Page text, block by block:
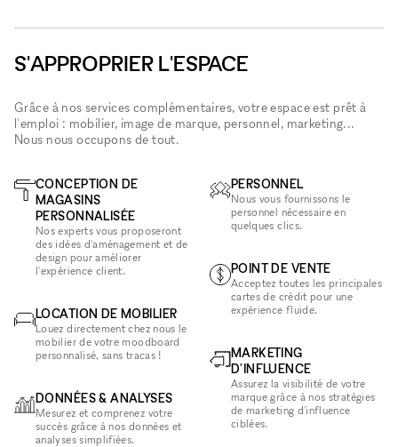
S'APPROPRIER L'ESPACE
Grâce à nos services complémentaires, votre espace est prêt à
l'emploi : mobilier, image de marque, personnel, marketing...
Nous nous occupons de tout.
CONCEPTION DE
MAGASINS
PERSONNALISÉE
Nos experts vous proposeront
des idées d'aménagement et de
design pour améliorer
l'expérience client.
LOCATION DE MOBILIER
Louez directement chez nous le
mobilier de votre moodboard
personnalisé, sans tracas !
DONNÉES & ANALYSES
Mesurez et comprenez votre
succès grâce à nos données et
analyses simplifiées.
PERSONNEL
Nous vous fournissons le
personnel nécessaire en
quelques clics.
POINT DE VENTE
Acceptez toutes les principales
cartes de crédit pour une
expérience fluide.
MARKETING
D'INFLUENCE
Assurez la visibilité de votre
marque grâce à nos stratégies
de marketing d'influence
ciblées.